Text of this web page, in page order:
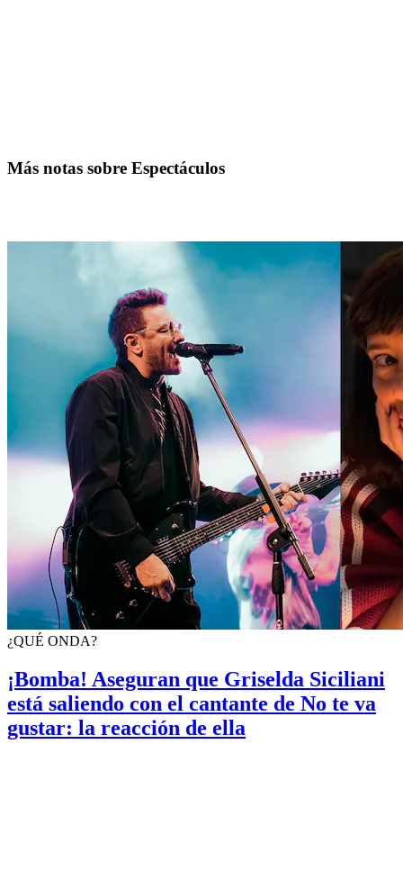
Más notas sobre Espectáculos
¿QUÉ ONDA?
¡Bomba! Aseguran que Griselda Siciliani
está saliendo con el cantante de No te va
gustar: la reacción de ella